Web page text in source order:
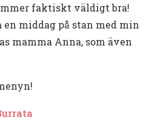
faktiskt väldigt bra!
middag på stan med min
mamma Anna, som även